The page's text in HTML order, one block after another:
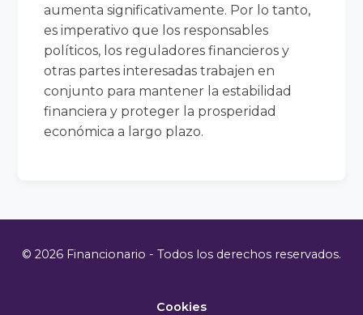
aumenta significativamente. Por lo tanto,
es imperativo que los responsables
políticos, los reguladores financieros y
otras partes interesadas trabajen en
conjunto para mantener la estabilidad
financiera y proteger la prosperidad
económica a largo plazo.
© 2026 Financionario - Todos los derechos reservados.
Cookies